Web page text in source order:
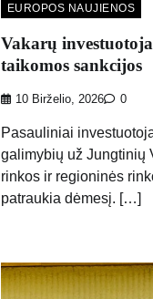
EUROPOS NAUJIENOS
Vakarų
taikomos sankcijos
10 Birželio, 2026 0
Pasauliniai
galimybių už Jungtinių
rinkos ir regioninės
patraukia dėmesį. […]